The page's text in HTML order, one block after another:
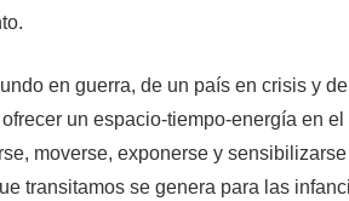
en guerra, de un país en crisis y
un espacio-tiempo-energía en
moverse, exponerse y
transitamos se genera para las